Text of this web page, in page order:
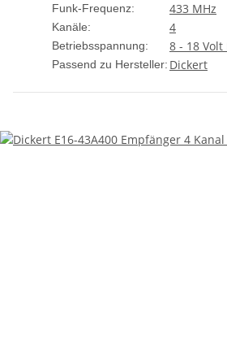
Funk-Frequenz: 433 MHz
Kanäle: 4
Betriebsspannung: 8 - 18 Volt
Passend zu Hersteller: Dickert